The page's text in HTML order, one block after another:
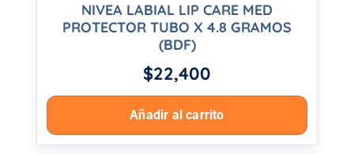
NIVEA LABIAL LIP CARE MED
PROTECTOR TUBO X 4.8 GRAMOS
(BDF)
$22,400
Añadir al carrito